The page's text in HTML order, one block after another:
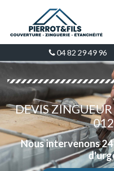
04 82 29 49 96
DEVIS
Nous intervenons